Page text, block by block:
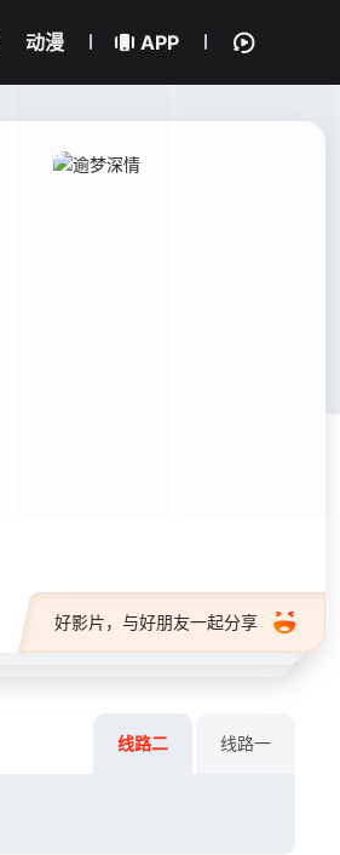
动漫 APP
好影片，与好朋友一起分享
线路二 线路一